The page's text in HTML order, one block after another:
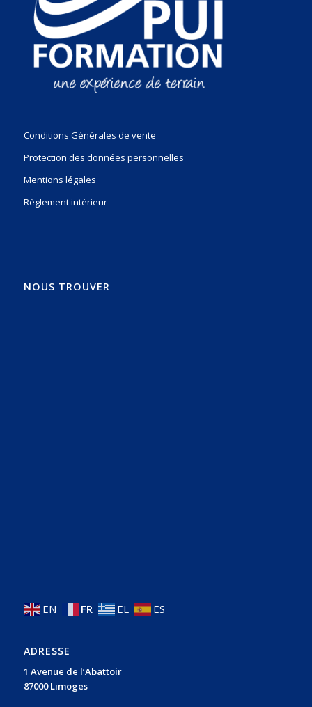
Conditions Générales de vente
Protection des données personnelles
Mentions légales
Règlement intérieur
NOUS TROUVER
EN FR EL ES
ADRESSE
1 Avenue de l’Abattoir
87000 Limoges